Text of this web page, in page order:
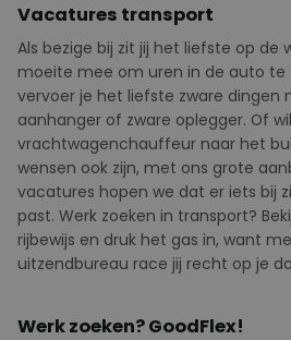
Vacatures transport
Als bezige bij zit jij het liefste op de
moeite mee om uren in de auto te
vervoer je het liefste zware dingen
aanhanger of zware oplegger. Of
vrachtwagenchauffeur naar het
wensen ook zijn, met ons grote
vacatures hopen we dat er iets bij
past. Werk zoeken in transport?
rijbewijs en druk het gas in, want
uitzendbureau race jij recht op je
Werk zoeken? GoodFlex!